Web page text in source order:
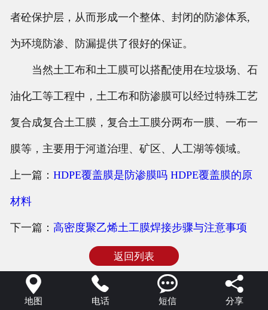
者砼保护层，从而形成一个整体、封闭的防渗体系,
为环境防渗、防漏提供了很好的保证。
当然土工布和土工膜可以搭配使用在垃圾场、石
油化工等工程中，土工布和防渗膜可以经过特殊工艺
复合成复合土工膜，复合土工膜分两布一膜、一布一
膜等，主要用于河道治理、矿区、人工湖等领域。
上一篇： HDPE覆盖膜是防渗膜吗 HDPE覆盖膜的原
材料
下一篇： 高密度聚乙烯土工膜焊接步骤与注意事项
返回列表

地图

电话

短信

分享